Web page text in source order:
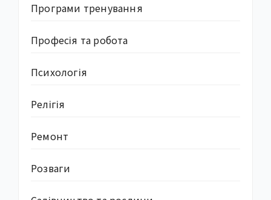
Програми тренування
Професія та робота
Психологія
Релігія
Ремонт
Розваги